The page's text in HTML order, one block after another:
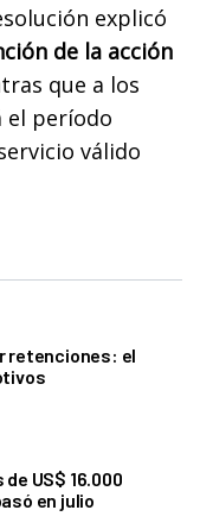
explicó
de la acción
que a los
el período
válido
retenciones: el
US$ 16.000
en julio